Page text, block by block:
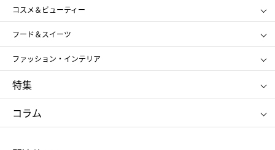
メンズ
スポーツ・アウトドア
お中元
お歳暮
コスメ＆ビューティー
SHISEIDO
ポール&ジョー ボーテ
ジルスチュアート
NARS
RMK
クリニーク
SK-Ⅱ
フード＆スイーツ
アンリ・シャルパンティエ
ゴディバ
新宿高野
たねや
ねんりん家
ファッション・インテリア
ポロ ラルフ ローレン
タケオ キクチ
ママ＆キッズ
シュタイフ
特集
お中元
ひな人形
五月人形
コラム